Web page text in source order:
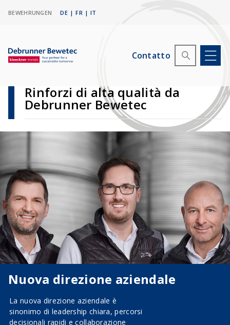
BEWEHRUNGEN IT
|
FR
|
DE
Contatto
Rinforzi di alta qualità da
Debrunner Bewetec
Nuova direzione aziendale
La nuova direzione aziendale è
sinonimo di leadership chiara, percorsi
decisionali rapidi e collaborazione